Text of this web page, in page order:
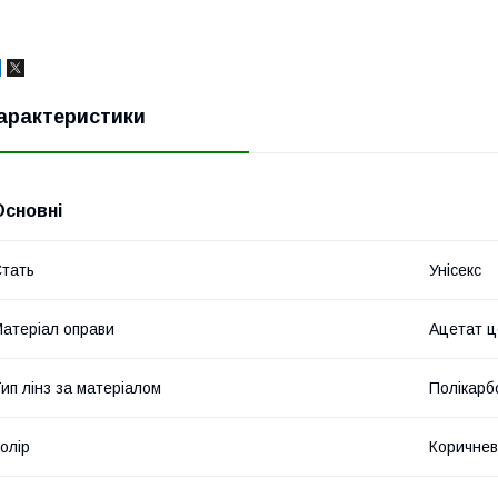
Унісекс
оправи Ацетат
лінз за матеріалом